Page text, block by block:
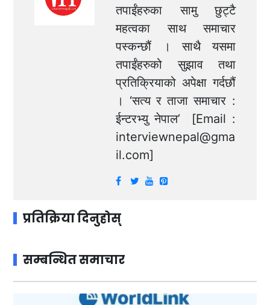
तपाईंहरुका सामु छुट्टै
महत्वका साथ समाचार
पस्कन्छौं । साथै यसमा
तपाईंहरुको सुझाव तथा
प्रतिक्रियाको अपेक्षा गर्दछौं
। ‘सत्य र ताजा समाचार :
ईन्टरभ्यु नेपाल’ [Email :
interviewnepal@gma
il.com]
प्रतिक्रिया दिनुहोस्
सम्बन्धित समाचार